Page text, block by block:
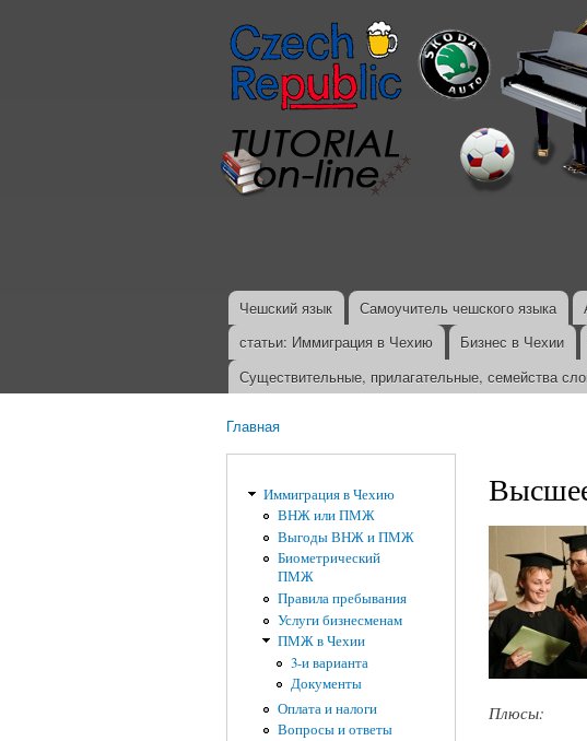
Главное меню
Чешский язык Самоучитель чешского языка
статьи: Иммиграция в Чехию
Бизнес в Чехии
Существительные, прилагательные, семейства
Главная
Иммиграция в Чехию
ВНЖ или ПМЖ
Выгоды ВНЖ и ПМЖ
Биометрический
ПМЖ
Правила пребывания
Услуги бизнесменам
ПМЖ в Чехии
3-и варианта
Документы
Оплата и налоги
Вопросы и ответы
Плюсы: